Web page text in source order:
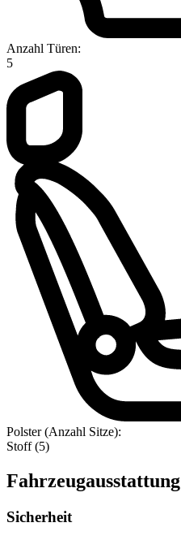
Anzahl Türen:
5
Polster (Anzahl Sitze):
Stoff (5)
Fahrzeugausstattung
Sicherheit